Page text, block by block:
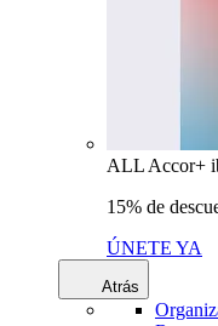
ALL Accor+
15% de
ÚNETE YA
Atrás